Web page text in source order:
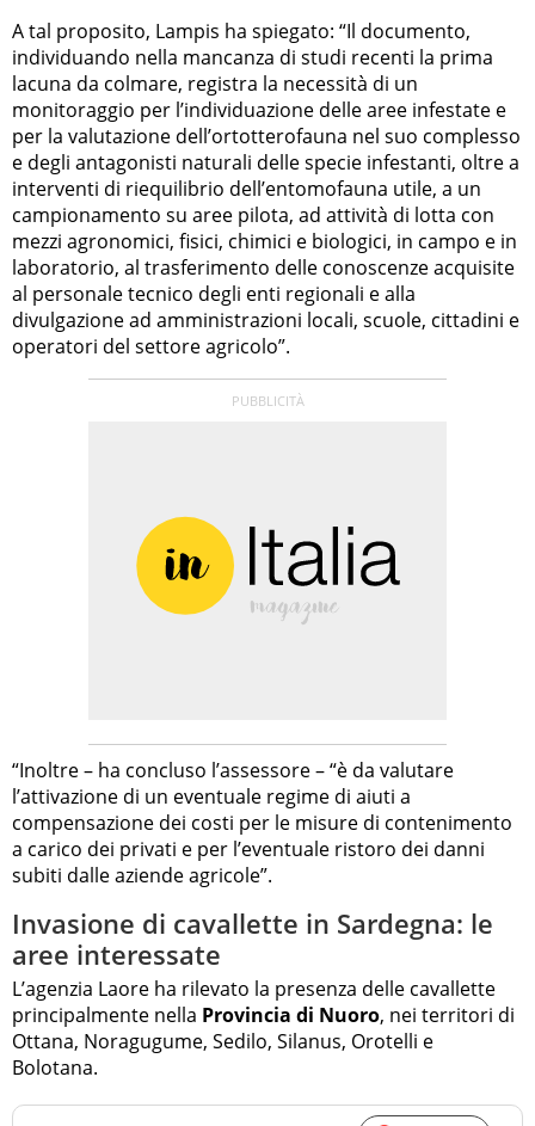
A tal proposito, Lampis ha spiegato: “Il documento,
individuando nella mancanza di studi recenti la prima
lacuna da colmare, registra la necessità di un
monitoraggio per l’individuazione delle aree infestate e
per la valutazione dell’ortotterofauna nel suo complesso
e degli antagonisti naturali delle specie infestanti, oltre a
interventi di riequilibrio dell’entomofauna utile, a un
campionamento su aree pilota, ad attività di lotta con
mezzi agronomici, fisici, chimici e biologici, in campo e in
laboratorio, al trasferimento delle conoscenze acquisite
al personale tecnico degli enti regionali e alla
divulgazione ad amministrazioni locali, scuole, cittadini e
operatori del settore agricolo”.
“Inoltre – ha concluso l’assessore – “è da valutare
l’attivazione di un eventuale regime di aiuti a
compensazione dei costi per le misure di contenimento
a carico dei privati e per l’eventuale ristoro dei danni
subiti dalle aziende agricole”.
Invasione di cavallette in Sardegna: le
aree interessate
L’agenzia Laore ha rilevato la presenza delle cavallette
principalmente nella Provincia di Nuoro, nei territori di
Ottana, Noragugume, Sedilo, Silanus, Orotelli e
Bolotana.